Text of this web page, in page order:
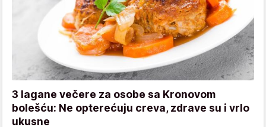
3 lagane večere za osobe sa Kronovom
bolešću: Ne opterećuju creva, zdrave su i vrlo
ukusne